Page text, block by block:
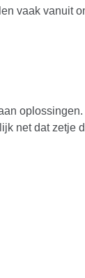
vaak vanuit
net dat zetje